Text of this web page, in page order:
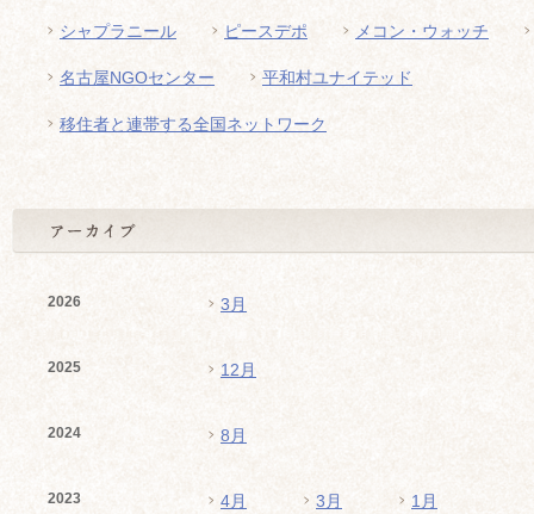
シャプラニール ピースデポ メコン・ウォッチ
名古屋NGOセンター 平和村ユナイテッド
移住者と連帯する全国ネットワーク
2026 3月
2025 12月
2024 8月
2023 4月 3月 1月